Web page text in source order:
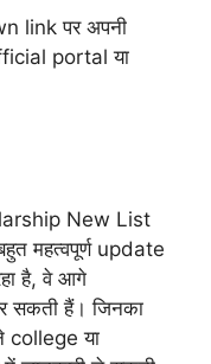
link पर अपनी
portal या
New List
महत्वपूर्ण update
है, वे आगे
हैं। जिनका
college या